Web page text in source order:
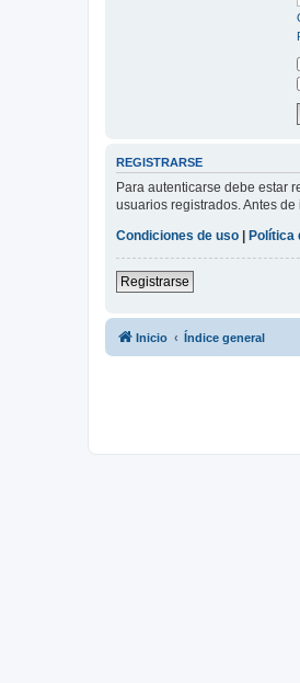
REGISTRARSE
Para autenticarse debe estar
usuarios registrados. Antes
Condiciones de uso
Política
Registrarse
Inicio Índice general